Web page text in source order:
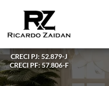
CRECI PJ: 52.879-J
CRECI PF: 57.806-F